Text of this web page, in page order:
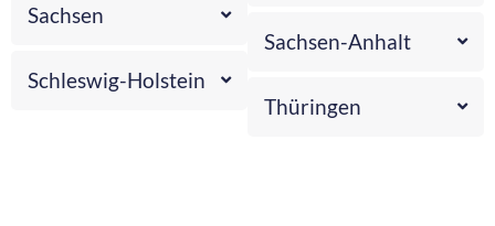
Sachsen
Schleswig-Holstein
Sachsen-Anhalt
Thüringen